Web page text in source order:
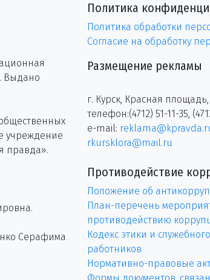
Выдано
учреждение
правда».
Серафима
Политика
Политика обработки
Согласие на обработку
Размещение рекламы
г. Курск, Красная
телефон:(4712) 51-11-35,
e-mail:
rkursklora@mail.ru
Противодействие
Положение об
План-перечень
противодействию
Кодекс этики и
работников
Нормативно-правовые